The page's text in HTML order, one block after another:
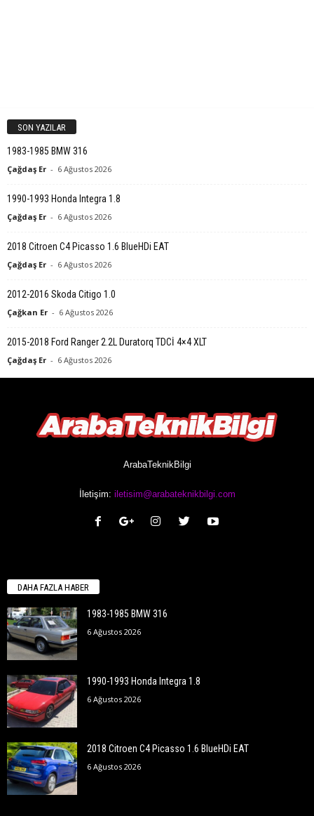
SON YAZILAR
1983-1985 BMW 316
Çağdaş Er - 6 Ağustos 2026
1990-1993 Honda Integra 1.8
Çağdaş Er - 6 Ağustos 2026
2018 Citroen C4 Picasso 1.6 BlueHDi EAT
Çağdaş Er - 6 Ağustos 2026
2012-2016 Skoda Citigo 1.0
Çağkan Er - 6 Ağustos 2026
2015-2018 Ford Ranger 2.2L Duratorq TDCİ 4×4 XLT
Çağdaş Er - 6 Ağustos 2026
ArabaTeknikBilgi
İletişim: iletisim@arabateknikbilgi.com
DAHA FAZLA HABER
1983-1985 BMW 316
6 Ağustos 2026
1990-1993 Honda Integra 1.8
6 Ağustos 2026
2018 Citroen C4 Picasso 1.6 BlueHDi EAT
6 Ağustos 2026